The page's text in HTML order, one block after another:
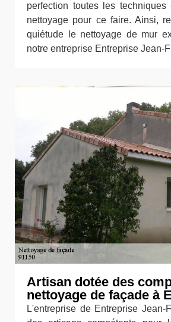
perfection toutes les techniques
nettoyage pour ce faire. Ainsi,
quiétude le nettoyage de mur
notre entreprise Entreprise Jean-
Artisan dotée des
nettoyage de façade à
L'entreprise de Entreprise Jean-